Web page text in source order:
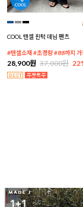
COOL 텐셀 핀턱 데님 팬츠
#텐셀소재 #초경량 #88까지 가
28,900원 37,000원